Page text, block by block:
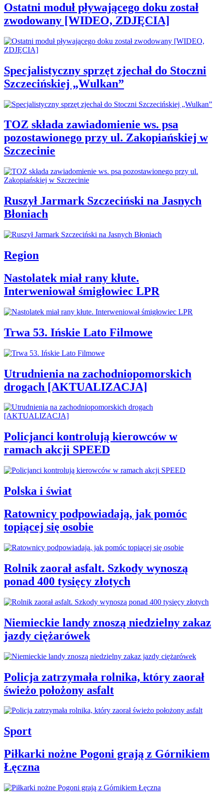
Ostatni moduł pływającego doku został
zwodowany [WIDEO, ZDJĘCIA]
Specjalistyczny sprzęt zjechał do Stoczni
Szczecińskiej „Wulkan”
TOZ składa zawiadomienie ws. psa
pozostawionego przy ul. Zakopiańskiej w
Szczecinie
Ruszył Jarmark Szczeciński na Jasnych
Błoniach
Region
Nastolatek miał rany kłute.
Interweniował śmigłowiec LPR
Trwa 53. Ińskie Lato Filmowe
Utrudnienia na zachodniopomorskich
drogach [AKTUALIZACJA]
Policjanci kontrolują kierowców w
ramach akcji SPEED
Polska i świat
Ratownicy podpowiadają, jak pomóc
topiącej się osobie
Rolnik zaorał asfalt. Szkody wynoszą
ponad 400 tysięcy złotych
Niemieckie landy znoszą niedzielny zakaz
jazdy ciężarówek
Policja zatrzymała rolnika, który zaorał
świeżo położony asfalt
Sport
Piłkarki nożne Pogoni grają z Górnikiem
Łęczna